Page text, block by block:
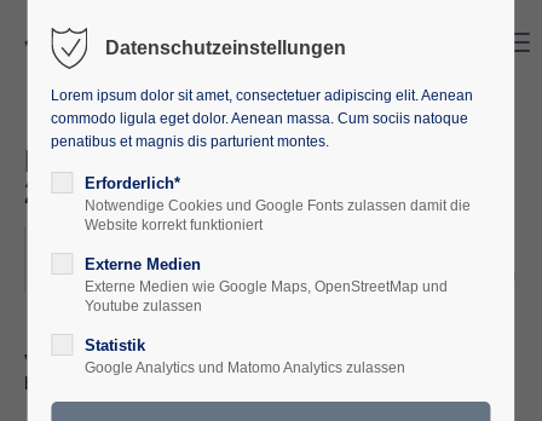
FELDENKRAIS - METHODE
29.08. - 31.08.2025
ORT: EUROPÄISCHE AKADEMIE M-V, WAREN (MÜRITZ)
„Was mich interessiert, sind nicht bewegliche Körper, sondern
bewegliche Gehirne.“ – Moshe Feldenkrais
Datenschutzeinstellungen
Lorem ipsum dolor sit amet, consectetuer adipiscing elit. Aenean
commodo ligula eget dolor. Aenean massa. Cum sociis natoque
penatibus et magnis dis parturient montes.
Erforderlich*
Notwendige Cookies und Google Fonts zulassen damit die
Website korrekt funktioniert
Externe Medien
Externe Medien wie Google Maps, OpenStreetMap und
Youtube zulassen
Statistik
Google Analytics und Matomo Analytics zulassen